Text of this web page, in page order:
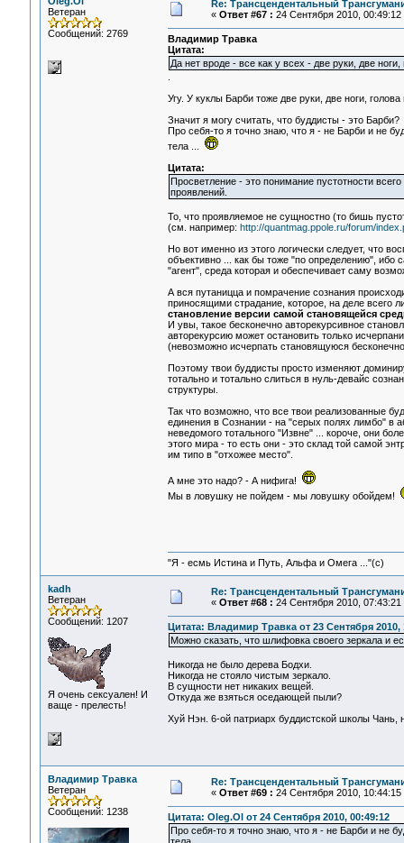
Ветеран
Сообщений: 2769
Re: Трансцендентальный
« Ответ #67 : 24 Сентября 2010, 00:49:12
Владимир Травка
Цитата:
Да нет вроде - все как у всех - две руки, две
Угу. У куклы Барби тоже две руки, две ноги,
Значит я могу считать, что буддисты - это Барби?
Про себя-то я точно знаю, что я - не Барби и не
тела ...
Цитата:
Просветление - это понимание пустотности
проявлений.
То, что проявляемое не сущностно (то бишь
(см. например: http://quantmag.ppole.ru/forum/
Но вот именно из этого логически следует, что
объективно ... как бы тоже "по определению", ибо
"агент", среда которая и обеспечивает саму
А вся путаницца и помрачение сознания
приносящими страдание, которое, на деле всего
становление версии самой становящейся
И увы, такое бесконечно авторекурсивное
авторекурсию может остановить только
(невозможно исчерпать становящуюся
Поэтому твои буддисты просто изменяют
тотально и тотально слиться в нуль-девайс
структуры.
Так что возможно, что все твои реализованные
единения в Сознании - на "серых полях лимбо" в
неведомого тотального "Извне" ... короче, они
этого мира - то есть они - это склад той самой
им типо в "отхожее место".
А мне это надо? - А нифига!
Мы в ловушку не пойдем - мы ловушку обойдем!
"Я - есмь Истина и Путь, Альфа и Омега ..."(с)
kadh
Ветеран
Сообщений: 1207
Я очень сексуален! И
ваще - прелесть!
Re: Трансцендентальный
« Ответ #68 : 24 Сентября 2010, 07:43:21
Цитата: Владимир Травка от 23 Сентября 2010,
Можно сказать, что шлифовка своего зеркала и
Никогда не было дерева Бодхи.
Никогда не стояло чистым зеркало.
В сущности нет никаких вещей.
Откуда же взяться оседающей пыли?
Хуй Нэн. 6-ой патриарх буддистской школы Чань,
Владимир Травка
Ветеран
Сообщений: 1238
Re: Трансцендентальный
« Ответ #69 : 24 Сентября 2010, 10:44:15
Цитата: Oleg.Ol от 24 Сентября 2010, 00:49:12
Про себя-то я точно знаю, что я - не Барби и не